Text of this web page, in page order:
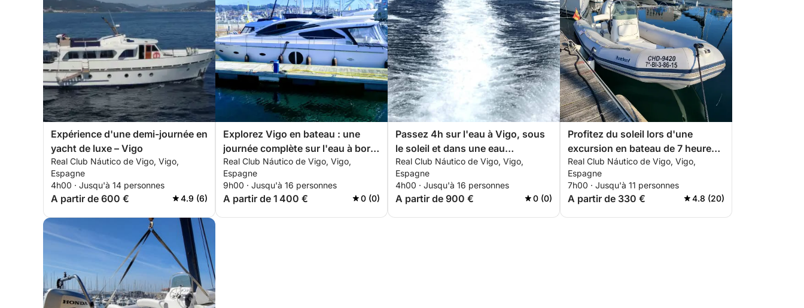
Expérience d'une demi-journée en
yacht de luxe – Vigo
Real Club Náutico de Vigo, Vigo,
Espagne
4h00 · Jusqu'à 14 personnes
A partir de 600 € 4.9 (6)
Explorez Vigo en bateau : une
journée complète sur l'eau à bord
d'un bateau à moteur
Real Club Náutico de Vigo, Vigo,
Espagne
9h00 · Jusqu'à 16 personnes
A partir de 1 400 € 0 (0)
Passez 4h sur l'eau à Vigo, sous
le soleil et dans une eau
cristalline.
Real Club Náutico de Vigo, Vigo,
Espagne
4h00 · Jusqu'à 16 personnes
A partir de 900 € 0 (0)
Profitez du soleil lors d'une
excursion en bateau de 7 heures à
Vigo
Real Club Náutico de Vigo, Vigo,
Espagne
7h00 · Jusqu'à 11 personnes
A partir de 330 € 4.8 (20)